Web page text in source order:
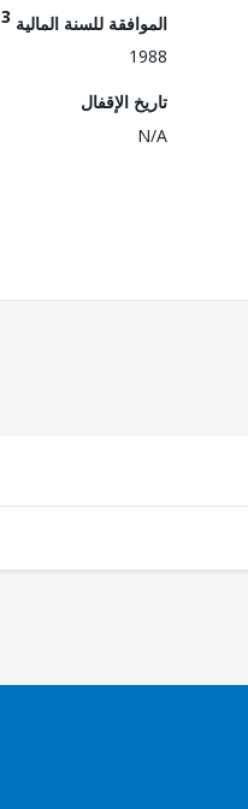
الموافقة للسنة المالية 3
1988
تاريخ الإقفال
N/A